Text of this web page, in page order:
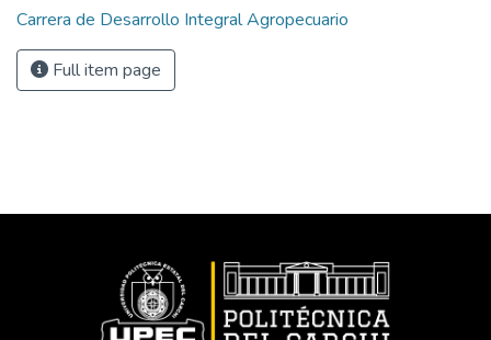
Carrera de Desarrollo Integral Agropecuario
Full item page